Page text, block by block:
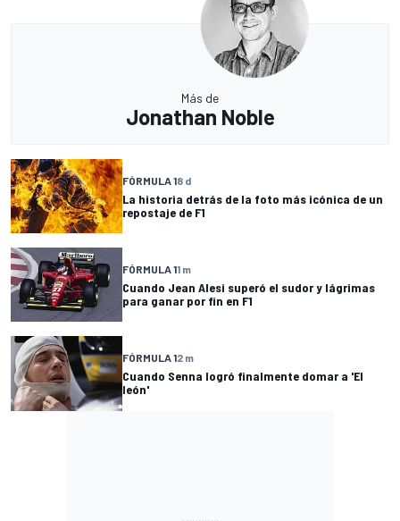
Más de
Jonathan Noble
FÓRMULA 18 d
La historia detrás de la foto más icónica de un
repostaje de F1
FÓRMULA 11 m
Cuando Jean Alesi superó el sudor y lágrimas
para ganar por fin en F1
FÓRMULA 12 m
Cuando Senna logró finalmente domar a 'El
león'